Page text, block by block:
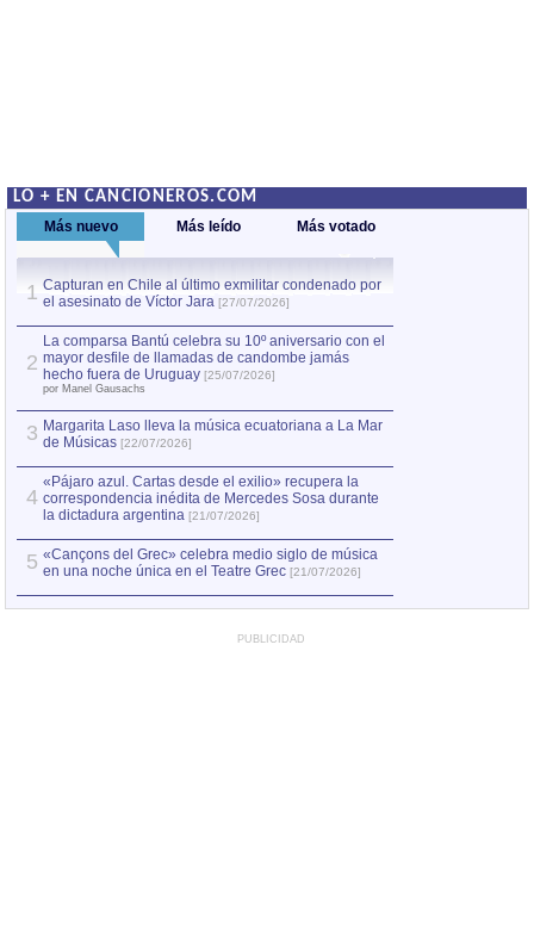
LO + EN CANCIONEROS.COM
Más nuevo Más leído Más votado
1 Capturan en Chile al último exmilitar condenado por
el asesinato de Víctor Jara [27/07/2026]
2
La comparsa Bantú celebra su 10º aniversario con el
mayor desfile de llamadas de candombe jamás
hecho fuera de Uruguay [25/07/2026]
por Manel Gausachs
3 Margarita Laso lleva la música ecuatoriana a La Mar
de Músicas [22/07/2026]
4
«Pájaro azul. Cartas desde el exilio» recupera la
correspondencia inédita de Mercedes Sosa durante
la dictadura argentina [21/07/2026]
5 «Cançons del Grec» celebra medio siglo de música
en una noche única en el Teatre Grec [21/07/2026]
PUBLICIDAD